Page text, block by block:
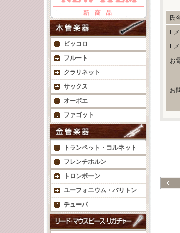
ピッコロ
フルート
クラリネット
サックス
オーボエ
ファゴット
トランペット・コルネット
フレンチホルン
トロンボーン
ユーフォニウム・バリトン
チューバ
氏
E
E
お
お